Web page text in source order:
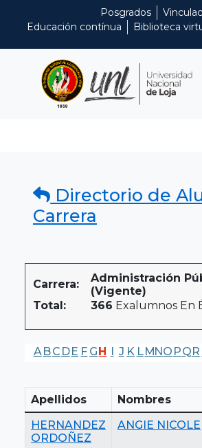
Posgrados
Educación contínua
Biblioteca
Directorio de
Carrera
Carrera:
Administración
(Vigente)
Total:
366 Exalumnos En
A BC DE F GH I J K LMNO PQR
Apellidos Nombres
HERNANDEZ
ORDOÑEZ
ANGIE NICOLE